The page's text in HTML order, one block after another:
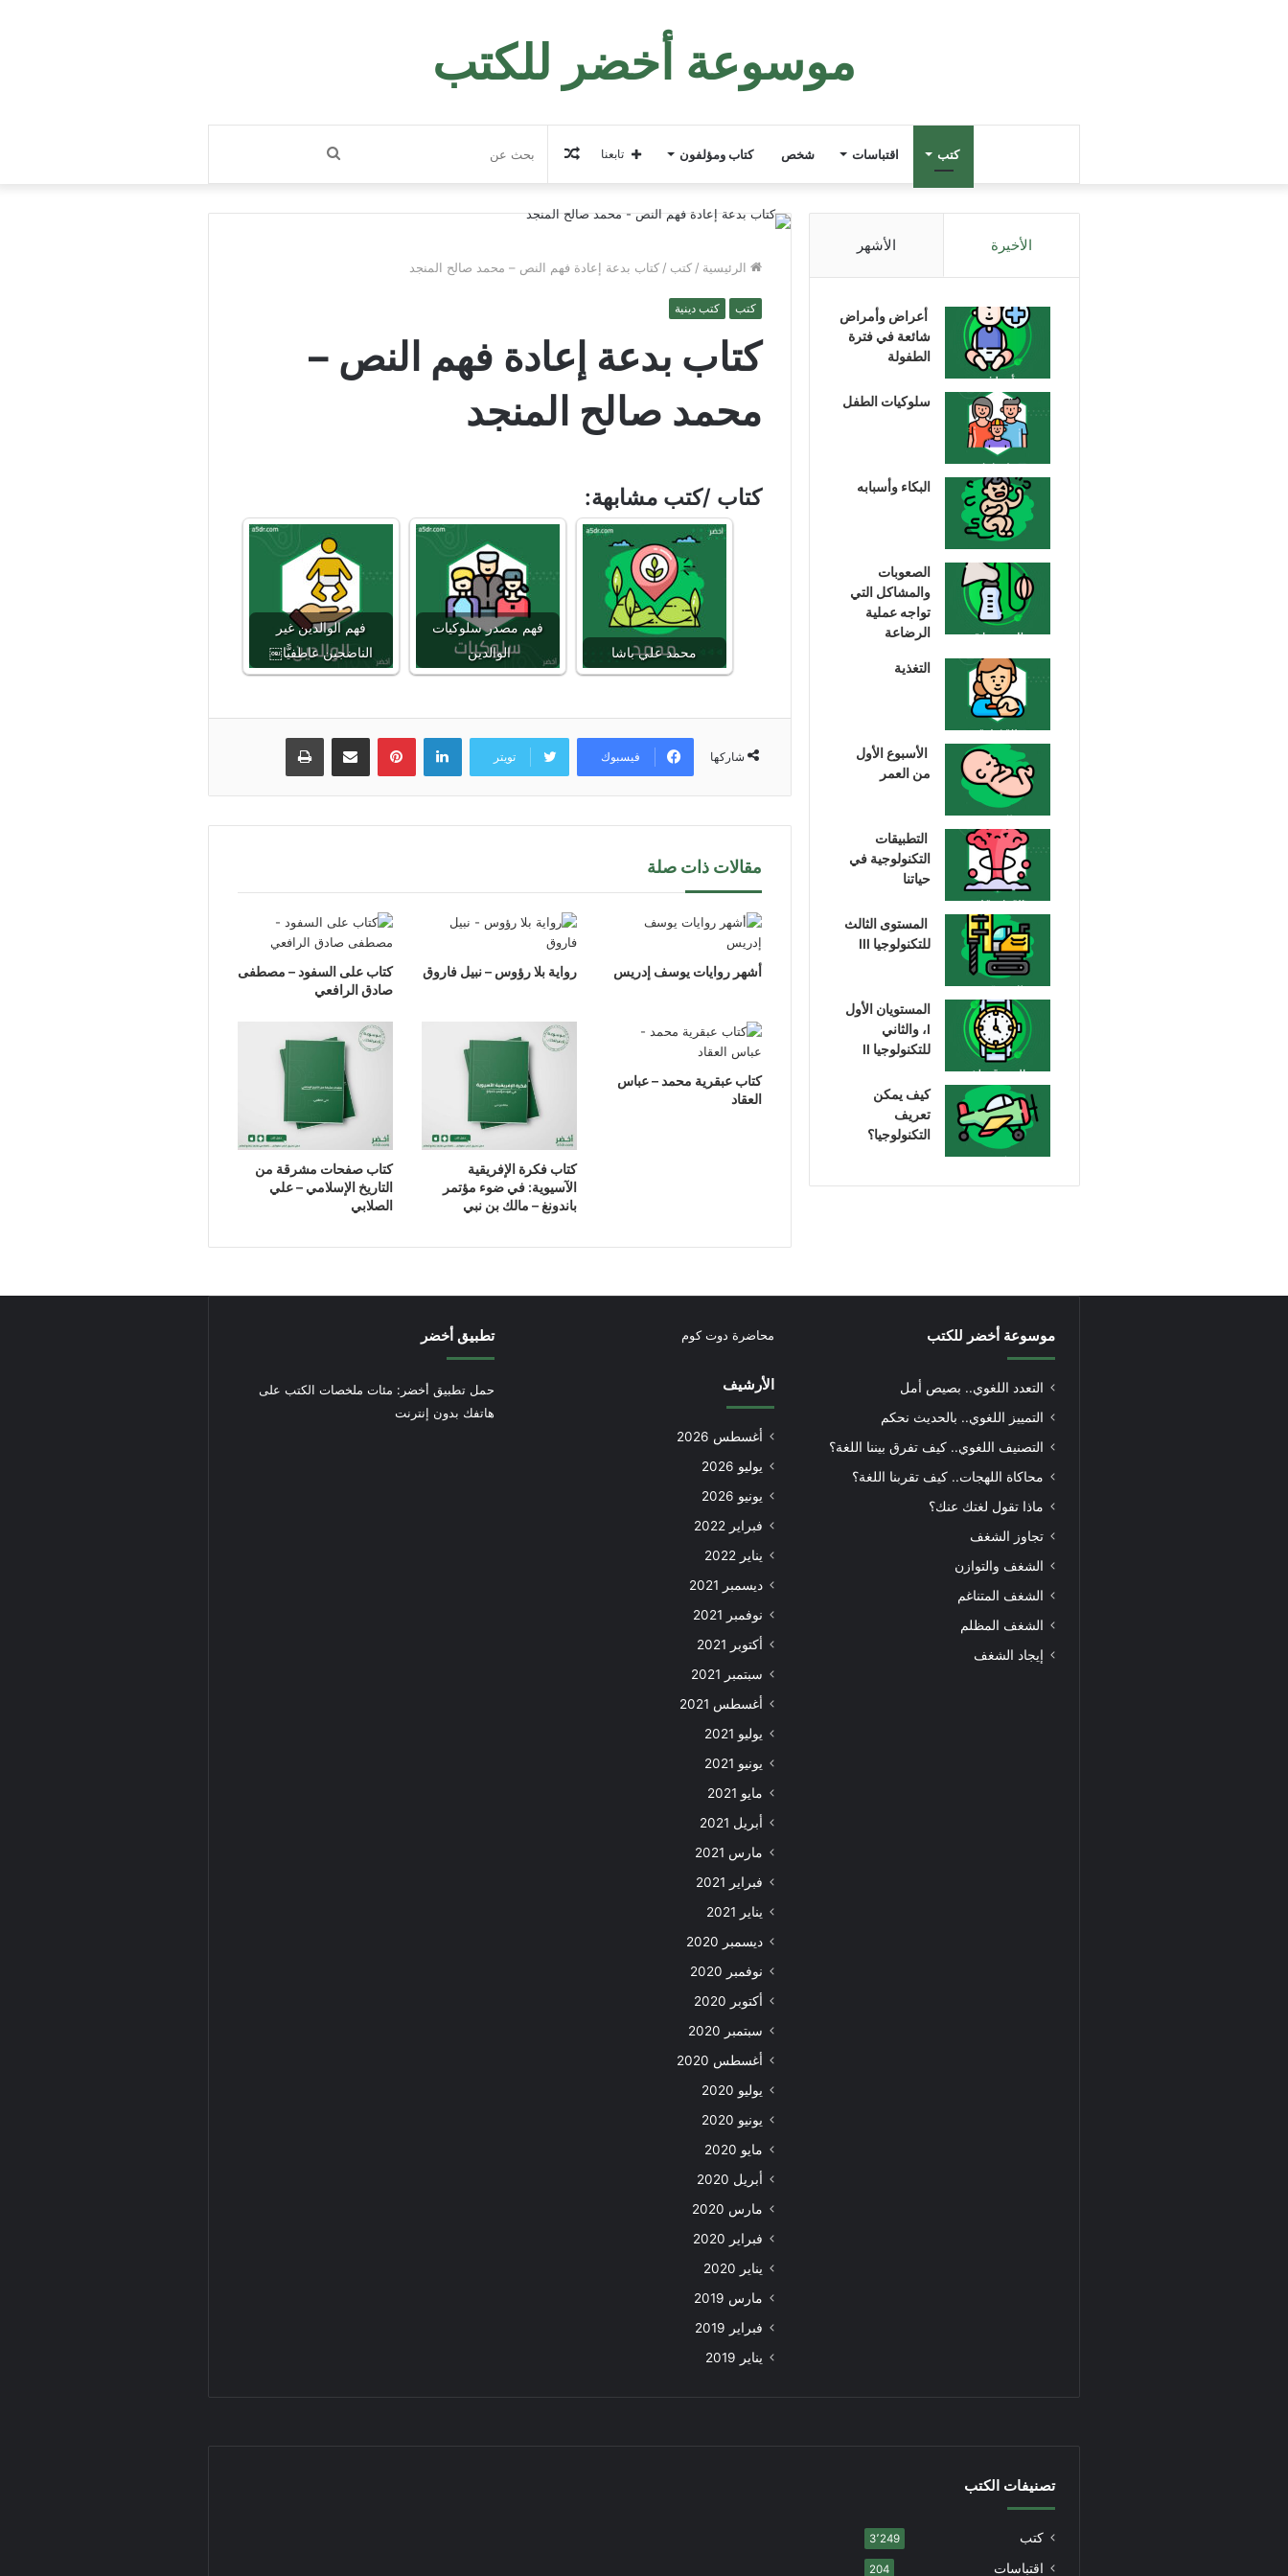
موسوعة أخضر للكتب
كتب اقتباسات شخص كتاب ومؤلفون بحث
عن
مقال
عشوائي
تابعنا
الرئيسية / كتب / كتاب بدعة إعادة فهم النص – محمد صالح المنجد
كتب كتب دينية
كتاب بدعة إعادة فهم النص –
محمد صالح المنجد
كتاب /كتب مشابهة:
فهم الوالدين غير
الناضجين عاطفيًّا￼
فهم مصدر سلوكيات
الوالدين
محمد علي باشا
شاركها فيسبوك تويتر
لينكدإن بينتيريستمشاركة عبر البريد طباعة
مقالات ذات صلة
أشهر روايات يوسف إدريس رواية بلا رؤوس – نبيل فاروق
كتاب على السفود – مصطفى
صادق الرافعي
كتاب عبقرية محمد – عباس
العقاد
كتاب فكرة الإفريقية
الآسيوية: في ضوء مؤتمر
باندونغ – مالك بن نبي
كتاب صفحات مشرقة من
التاريخ الإسلامي – علي
الصلابي
الأخيرة الأشهر
أعراض وأمراض
شائعة في فترة
الطفولة
سلوكيات الطفل
البكاء وأسبابه
الصعوبات
والمشاكل التي
تواجه عملية
الرضاعة
التغذية
الأسبوع الأول
من العمر
التطبيقات
التكنولوجية في
حياتنا
المستوى الثالث
للتكنولوجيا III
المستويان الأول
I، والثاني
للتكنولوجيا II
كيف يمكن
تعريف
التكنولوجيا؟
موسوعة أخضر للكتب
التعدد اللغوي.. بصيص أمل
التمييز اللغوي.. بالحديث نحكم
التصنيف اللغوي.. كيف تفرق بيننا اللغة؟
محاكاة اللهجات.. كيف تقربنا اللغة؟
ماذا تقول لغتك عنك؟
تجاوز الشغف
الشغف والتوازن
الشغف المتناغم
الشغف المظلم
إيجاد الشغف
محاضرة دوت كوم
الأرشيف
أغسطس 2026
يوليو 2026
يونيو 2026
فبراير 2022
يناير 2022
ديسمبر 2021
نوفمبر 2021
أكتوبر 2021
سبتمبر 2021
أغسطس 2021
يوليو 2021
يونيو 2021
مايو 2021
أبريل 2021
مارس 2021
فبراير 2021
يناير 2021
ديسمبر 2020
نوفمبر 2020
أكتوبر 2020
سبتمبر 2020
أغسطس 2020
يوليو 2020
يونيو 2020
مايو 2020
أبريل 2020
مارس 2020
فبراير 2020
يناير 2020
مارس 2019
فبراير 2019
يناير 2019
تطبيق أخضر
حمل تطبيق أخضر: مئات ملخصات الكتب على
هاتفك بدون إنترنت
تصنيفات الكتب
كتب 3٬249
اقتباسات 204